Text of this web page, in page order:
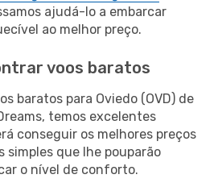
ajudá-lo a embarcar
ao melhor preço.
voos baratos
baratos para Oviedo (OVD) de
temos excelentes
conseguir os melhores preços
simples que lhe pouparão
o nível de conforto.